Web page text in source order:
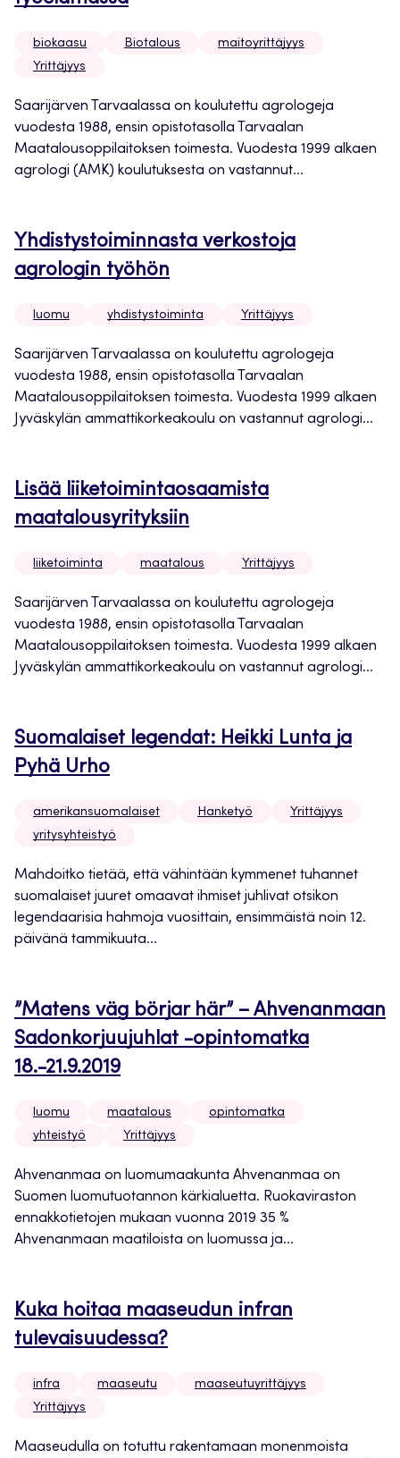
biokaasu Biotalous
maitoyrittäjyys
Yrittäjyys
Saarijärven Tarvaalassa on koulutettu agrologeja
vuodesta 1988, ensin opistotasolla Tarvaalan
Maatalousoppilaitoksen toimesta. Vuodesta 1999 alkaen
agrologi (AMK) koulutuksesta on vastannut...
Yhdistystoiminnasta verkostoja
agrologin työhön
luomu yhdistystoiminta Yrittäjyys
Saarijärven Tarvaalassa on koulutettu agrologeja
vuodesta 1988, ensin opistotasolla Tarvaalan
Maatalousoppilaitoksen toimesta. Vuodesta 1999 alkaen
Jyväskylän ammattikorkeakoulu on vastannut agrologi...
Lisää liiketoimintaosaamista
maatalousyrityksiin
liiketoiminta maatalous Yrittäjyys
Saarijärven Tarvaalassa on koulutettu agrologeja
vuodesta 1988, ensin opistotasolla Tarvaalan
Maatalousoppilaitoksen toimesta. Vuodesta 1999 alkaen
Jyväskylän ammattikorkeakoulu on vastannut agrologi...
Suomalaiset legendat: Heikki Lunta ja
Pyhä Urho
amerikansuomalaiset Hanketyö
Yrittäjyys
yritysyhteistyö
Mahdoitko tietää, että vähintään kymmenet tuhannet
suomalaiset juuret omaavat ihmiset juhlivat otsikon
legendaarisia hahmoja vuosittain, ensimmäistä noin 12.
päivänä tammikuuta...
”Matens väg börjar här” – Ahvenanmaan
Sadonkorjuujuhlat -opintomatka
18.-21.9.2019
luomu maatalous
opintomatka
yhteistyö
Yrittäjyys
Ahvenanmaa on luomumaakunta Ahvenanmaa on
Suomen luomutuotannon kärkialuetta. Ruokaviraston
ennakkotietojen mukaan vuonna 2019 35 %
Ahvenanmaan maatiloista on luomussa ja...
Kuka hoitaa maaseudun infran
tulevaisuudessa?
infra maaseutu
maaseutuyrittäjyys
Yrittäjyys
Maaseudulla on totuttu rakentamaan monenmoista